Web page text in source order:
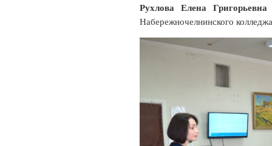
Рухлова Елена
Набережночелнинского